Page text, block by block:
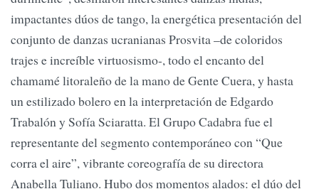
impactantes dúos de tango, la energética presentación del
conjunto de danzas ucranianas Prosvita –de coloridos
trajes e increíble virtuosismo-, todo el encanto del
chamamé litoraleño de la mano de Gente Cuera, y hasta
un estilizado bolero en la interpretación de Edgardo
Trabalón y Sofía Sciaratta. El Grupo Cadabra fue el
representante del segmento contemporáneo con “Que
corra el aire”, vibrante coreografía de su directora
Anabella Tuliano. Hubo dos momentos alados: el dúo del